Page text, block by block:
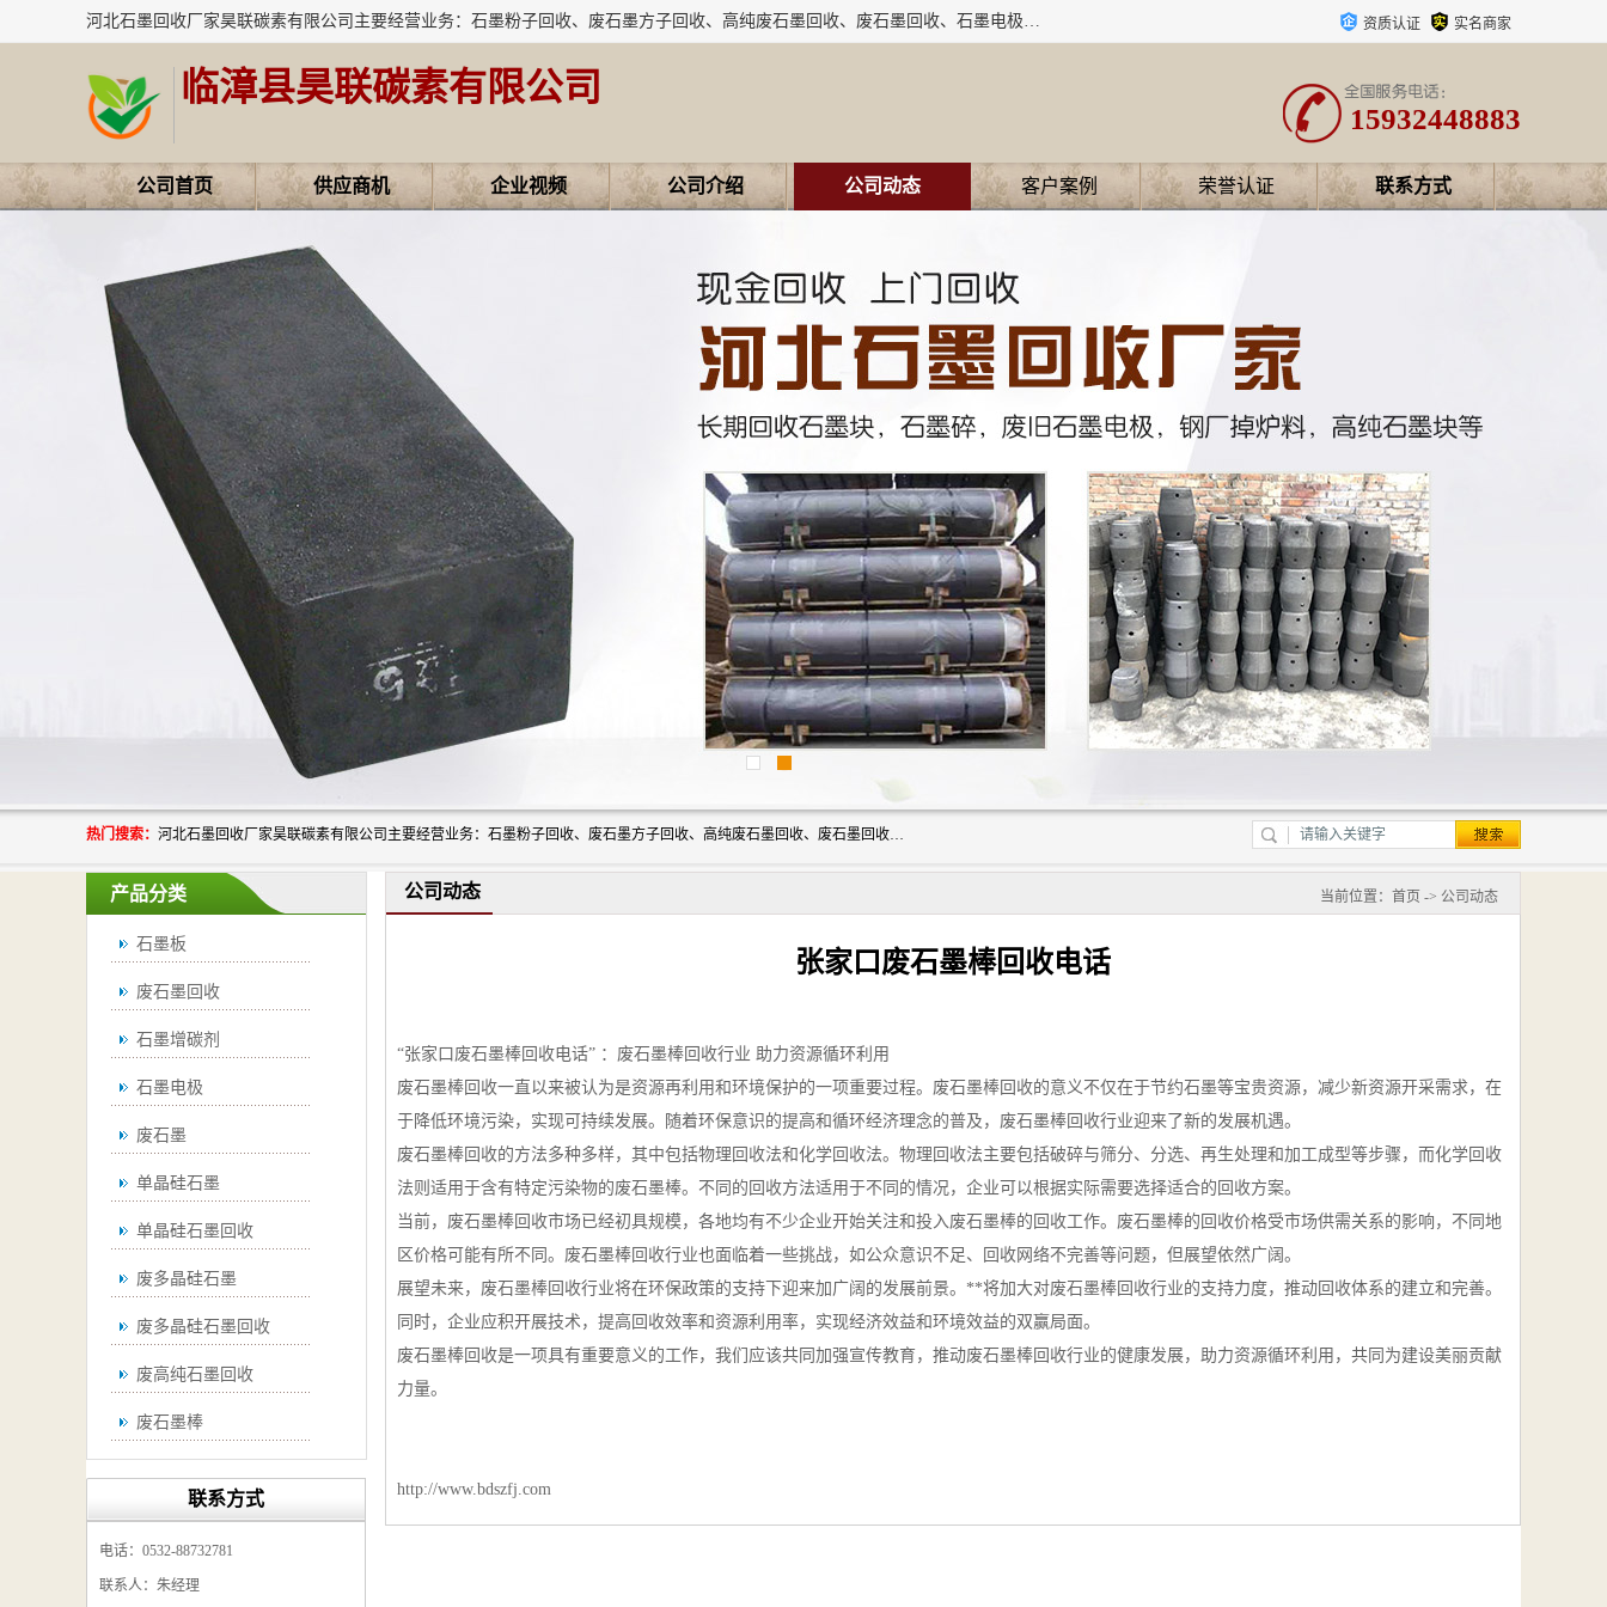
河北石墨回收厂家昊联碳素有限公司主要经营业务：石墨粉子回收、废石墨方子回收、高纯废石墨回收、废石墨回收、石墨电极回收、废石墨板回收、石墨增碳剂、单晶硅石墨、单晶硅石墨回收、废多晶硅石墨、废多晶硅石墨回收、废高纯石墨回收、废石墨、废石墨棒、废石墨棒回收、废石墨换热器回收、高纯石墨回收、石墨粉回收、石墨换热器回收、石墨纸回收、回收石墨板、回收石墨电极、石墨板回收、石墨回收。 资质认证 实名商家
临漳县昊联碳素有限公司
15932448883
公司首页 供应商机 企业视频 公司介绍 公司动态 客户案例 荣誉认证 联系方式
热门搜索： 河北石墨回收厂家昊联碳素有限公司主要经营业务：石墨粉子回收、废石墨方子回收、高纯废石墨回收、废石墨回收、石墨电极回收、废石墨板回收、石墨增碳剂、单晶硅石墨、单晶硅石墨回收、废多晶硅石墨、废多晶硅石墨回收、废高纯石墨回收、废石墨、废石墨棒、废石墨棒回收、废石墨换热器回收、高纯石墨回收、石墨粉回收、石墨换热器回收、石墨纸回收、回收石墨板、回收石墨电极、石墨板回收、石墨回收。
产品分类
石墨板
废石墨回收
石墨增碳剂
石墨电极
废石墨
单晶硅石墨
单晶硅石墨回收
废多晶硅石墨
废多晶硅石墨回收
废高纯石墨回收
废石墨棒
废石墨换热器回收
联系方式
电话：0532-88732781
联系人：朱经理
公司动态 当前位置： 首页 -> 公司动态
张家口废石墨棒回收电话
“张家口废石墨棒回收电话” ：废石墨棒回收行业 助力资源循环利用
废石墨棒回收一直以来被认为是资源再利用和环境保护的一项重要过程。废石墨棒回收的意义不仅在于节约石墨等宝贵资源，减少新资源开采需求，在
于降低环境污染，实现可持续发展。随着环保意识的提高和循环经济理念的普及，废石墨棒回收行业迎来了新的发展机遇。
废石墨棒回收的方法多种多样，其中包括物理回收法和化学回收法。物理回收法主要包括破碎与筛分、分选、再生处理和加工成型等步骤，而化学回收
法则适用于含有特定污染物的废石墨棒。不同的回收方法适用于不同的情况，企业可以根据实际需要选择适合的回收方案。
当前，废石墨棒回收市场已经初具规模，各地均有不少企业开始关注和投入废石墨棒的回收工作。废石墨棒的回收价格受市场供需关系的影响，不同地
区价格可能有所不同。废石墨棒回收行业也面临着一些挑战，如公众意识不足、回收网络不完善等问题，但展望依然广阔。
展望未来，废石墨棒回收行业将在环保政策的支持下迎来加广阔的发展前景。**将加大对废石墨棒回收行业的支持力度，推动回收体系的建立和完善。
同时，企业应积开展技术，提高回收效率和资源利用率，实现经济效益和环境效益的双赢局面。
废石墨棒回收是一项具有重要意义的工作，我们应该共同加强宣传教育，推动废石墨棒回收行业的健康发展，助力资源循环利用，共同为建设美丽贡献
力量。
http://www.bdszfj.com